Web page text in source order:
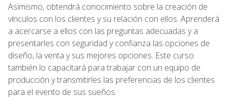
Asimismo, obtendrá conocimiento sobre la creación de
vínculos con los clientes y su relación con ellos. Aprenderá
a acercarse a ellos con las preguntas adecuadas y a
presentarles con seguridad y confianza las opciones de
diseño, la venta y sus mejores opciones. Este curso
también lo capacitará para trabajar con un equipo de
producción y transmitirles las preferencias de los clientes
para el evento de sus sueños.